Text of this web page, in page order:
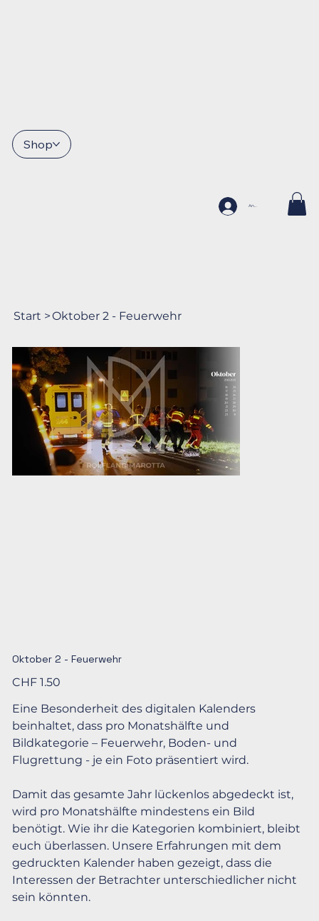
Start >Oktober 2 - Feuerwehr
Oktober 2 - Feuerwehr
Preis
CHF 1.50
Eine Besonderheit des digitalen Kalenders
beinhaltet, dass pro Monatshälfte und
Bildkategorie – Feuerwehr, Boden- und
Flugrettung - je ein Foto präsentiert wird.
Damit das gesamte Jahr lückenlos abgedeckt ist,
wird pro Monatshälfte mindestens ein Bild
benötigt. Wie ihr die Kategorien kombiniert, bleibt
euch überlassen. Unsere Erfahrungen mit dem
gedruckten Kalender haben gezeigt, dass die
Interessen der Betrachter unterschiedlicher nicht
sein könnten.
Shop
Anmelden